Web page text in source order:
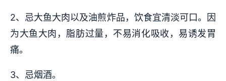
2、忌大鱼大肉以及油煎炸品，饮食宜清淡可口。因
为大鱼大肉，脂肪过量，不易消化吸收，易诱发胃
痛。
3、忌烟酒。